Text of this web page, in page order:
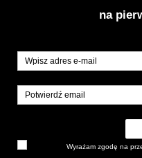
na
Wyrażam zgodę na